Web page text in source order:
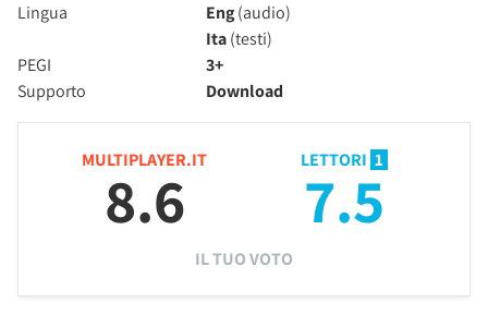
Lingua
Eng(audio)
Ita(testi)
PEGI
3+
Supporto
Download
MULTIPLAYER.IT
8.6
LETTORI 1
7.5
IL TUO VOTO